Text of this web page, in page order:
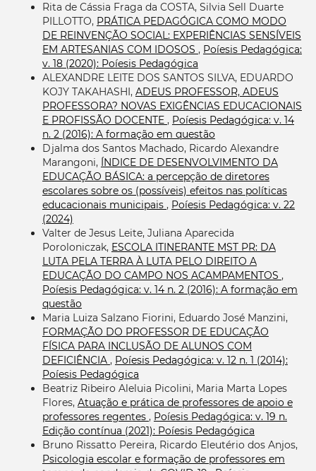
Rita de Cássia Fraga da COSTA, Silvia Sell Duarte
PILLOTTO, PRÁTICA PEDAGÓGICA COMO MODO
DE REINVENÇÃO SOCIAL: EXPERIÊNCIAS SENSÍVEIS
EM ARTESANIAS COM IDOSOS , Poíesis Pedagógica:
v. 18 (2020): Poíesis Pedagógica
ALEXANDRE LEITE DOS SANTOS SILVA, EDUARDO
KOJY TAKAHASHI, ADEUS PROFESSOR, ADEUS
PROFESSORA? NOVAS EXIGÊNCIAS EDUCACIONAIS
E PROFISSÃO DOCENTE , Poíesis Pedagógica: v. 14
n. 2 (2016): A formação em questão
Djalma dos Santos Machado, Ricardo Alexandre
Marangoni, ÍNDICE DE DESENVOLVIMENTO DA
EDUCAÇÃO BÁSICA: a percepção de diretores
escolares sobre os (possíveis) efeitos nas políticas
educacionais municipais , Poíesis Pedagógica: v. 22
(2024)
Valter de Jesus Leite, Juliana Aparecida
Poroloniczak, ESCOLA ITINERANTE MST PR: DA
LUTA PELA TERRA À LUTA PELO DIREITO A
EDUCAÇÃO DO CAMPO NOS ACAMPAMENTOS ,
Poíesis Pedagógica: v. 14 n. 2 (2016): A formação em
questão
Maria Luiza Salzano Fiorini, Eduardo José Manzini,
FORMAÇÃO DO PROFESSOR DE EDUCAÇÃO
FÍSICA PARA INCLUSÃO DE ALUNOS COM
DEFICIÊNCIA , Poíesis Pedagógica: v. 12 n. 1 (2014):
Poíesis Pedagógica
Beatriz Ribeiro Aleluia Picolini, Maria Marta Lopes
Flores, Atuação e prática de professores de apoio e
professores regentes , Poíesis Pedagógica: v. 19 n.
Edição contínua (2021): Poíesis Pedagógica
Bruno Rissatto Pereira, Ricardo Eleutério dos Anjos,
Psicologia escolar e formação de professores em